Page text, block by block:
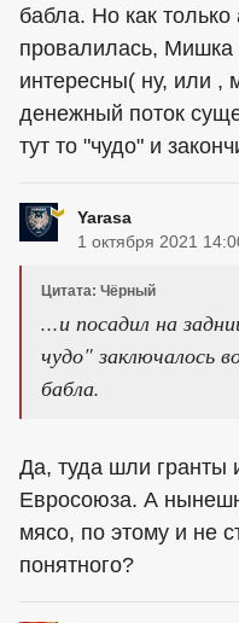
бабла. Но как
провалилась,
интересны( ну, или ,
денежный поток
тут то "чудо" и
Yarasa
1 октября 2021
Цитата: Чёрный
...и посадил на
чудо" заключалось
бабла.
Да, туда шли гранты
Евросоюза. А
мясо, по этому и не
понятного?